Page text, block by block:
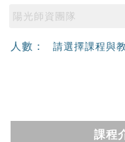
陽光師資團隊
人數： 請選擇課程與
課程